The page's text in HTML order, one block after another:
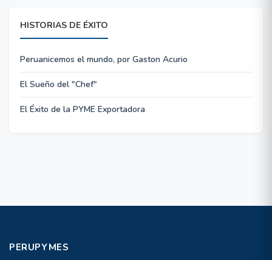
HISTORIAS DE ÉXITO
Peruanicemos el mundo, por Gaston Acurio
El Sueño del "Chef"
El Éxito de la PYME Exportadora
PERUPYMES